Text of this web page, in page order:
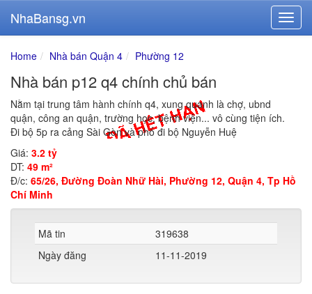
NhaBansg.vn
Home Nhà bán Quận 4 Phường 12
Nhà bán p12 q4 chính chủ bán
Nằm tại trung tâm hành chính q4, xung quanh là chợ, ubnd
quận, công an quận, trường học, bệnh viện... vô cùng tiện ích.
Đi bộ 5p ra cảng Sài Gòn và phố đi bộ Nguyễn Huệ
Giá: 3.2 tỷ
DT: 49 m²
Đ/c: 65/26, Đường Đoàn Nhữ Hài, Phường 12, Quận 4, Tp Hồ
Chí Minh
Mã tin
319638
Ngày đăng
11-11-2019